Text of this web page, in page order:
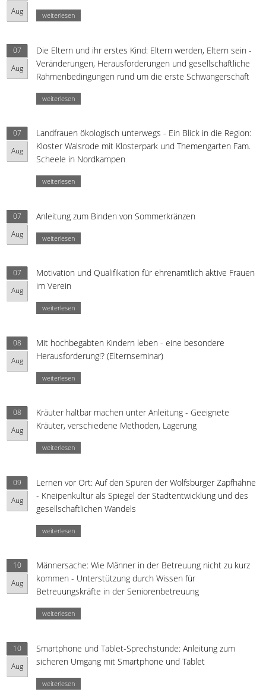
Aug
weiterlesen
07
Aug
Die Eltern und ihr erstes Kind: Eltern werden, Eltern sein -
Veränderungen, Herausforderungen und gesellschaftliche
Rahmenbedingungen rund um die erste Schwangerschaft
weiterlesen
07
Aug
Landfrauen ökologisch unterwegs - Ein Blick in die Region:
Kloster Walsrode mit Klosterpark und Themengarten Fam.
Scheele in Nordkampen
weiterlesen
07
Aug
Anleitung zum Binden von Sommerkränzen
weiterlesen
07
Aug
Motivation und Qualifikation für ehrenamtlich aktive Frauen
im Verein
weiterlesen
08
Aug
Mit hochbegabten Kindern leben - eine besondere
Herausforderung!? (Elternseminar)
weiterlesen
08
Aug
Kräuter haltbar machen unter Anleitung - Geeignete
Kräuter, verschiedene Methoden, Lagerung
weiterlesen
09
Aug
Lernen vor Ort: Auf den Spuren der Wolfsburger Zapfhähne
- Kneipenkultur als Spiegel der Stadtentwicklung und des
gesellschaftlichen Wandels
weiterlesen
10
Aug
Männersache: Wie Männer in der Betreuung nicht zu kurz
kommen - Unterstützung durch Wissen für
Betreuungskräfte in der Seniorenbetreuung
weiterlesen
10
Aug
Smartphone und Tablet-Sprechstunde: Anleitung zum
sicheren Umgang mit Smartphone und Tablet
weiterlesen